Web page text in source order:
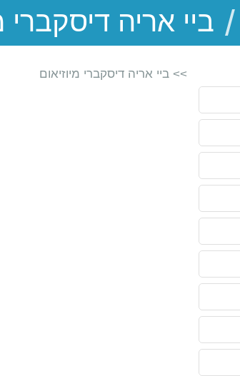
EZTrip
/
>> ביי אריה דיסקברי מיוזיאום